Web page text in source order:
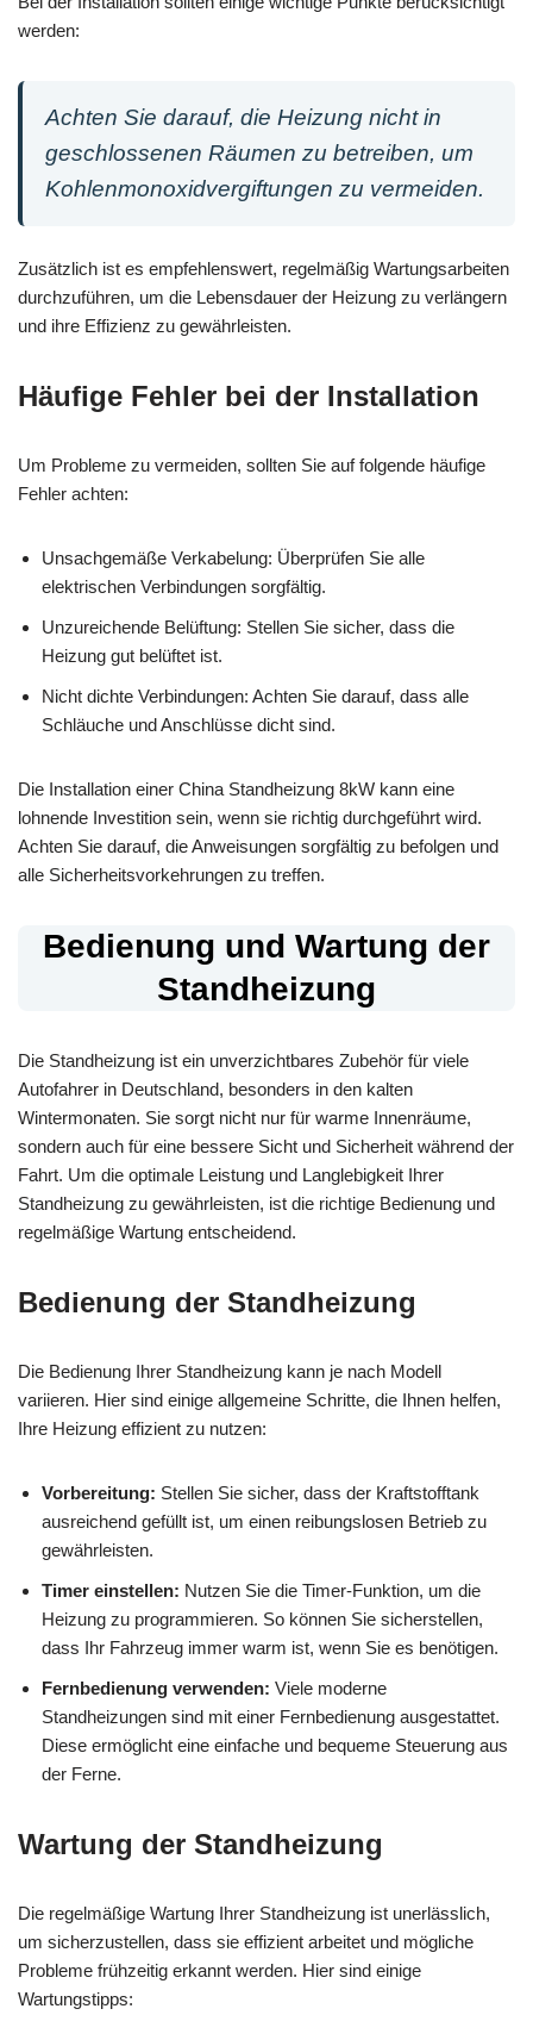
werden:
Achten Sie darauf, die Heizung nicht in
geschlossenen Räumen zu betreiben, um
Kohlenmonoxidvergiftungen zu vermeiden.
Zusätzlich ist es empfehlenswert, regelmäßig Wartungsarbeiten
durchzuführen, um die Lebensdauer der Heizung zu verlängern
und ihre Effizienz zu gewährleisten.
Häufige Fehler bei der Installation
Um Probleme zu vermeiden, sollten Sie auf folgende häufige
Fehler achten:
Unsachgemäße Verkabelung: Überprüfen Sie alle
elektrischen Verbindungen sorgfältig.
Unzureichende Belüftung: Stellen Sie sicher, dass die
Heizung gut belüftet ist.
Nicht dichte Verbindungen: Achten Sie darauf, dass alle
Schläuche und Anschlüsse dicht sind.
Die Installation einer China Standheizung 8kW kann eine
lohnende Investition sein, wenn sie richtig durchgeführt wird.
Achten Sie darauf, die Anweisungen sorgfältig zu befolgen und
alle Sicherheitsvorkehrungen zu treffen.
Bedienung und Wartung der
Standheizung
Die Standheizung ist ein unverzichtbares Zubehör für viele
Autofahrer in Deutschland, besonders in den kalten
Wintermonaten. Sie sorgt nicht nur für warme Innenräume,
sondern auch für eine bessere Sicht und Sicherheit während der
Fahrt. Um die optimale Leistung und Langlebigkeit Ihrer
Standheizung zu gewährleisten, ist die richtige Bedienung und
regelmäßige Wartung entscheidend.
Bedienung der Standheizung
Die Bedienung Ihrer Standheizung kann je nach Modell
variieren. Hier sind einige allgemeine Schritte, die Ihnen helfen,
Ihre Heizung effizient zu nutzen:
Vorbereitung: Stellen Sie sicher, dass der Kraftstofftank
ausreichend gefüllt ist, um einen reibungslosen Betrieb zu
gewährleisten.
Timer einstellen: Nutzen Sie die Timer-Funktion, um die
Heizung zu programmieren. So können Sie sicherstellen,
dass Ihr Fahrzeug immer warm ist, wenn Sie es benötigen.
Fernbedienung verwenden: Viele moderne
Standheizungen sind mit einer Fernbedienung ausgestattet.
Diese ermöglicht eine einfache und bequeme Steuerung aus
der Ferne.
Wartung der Standheizung
Die regelmäßige Wartung Ihrer Standheizung ist unerlässlich,
um sicherzustellen, dass sie effizient arbeitet und mögliche
Probleme frühzeitig erkannt werden. Hier sind einige
Wartungstipps: